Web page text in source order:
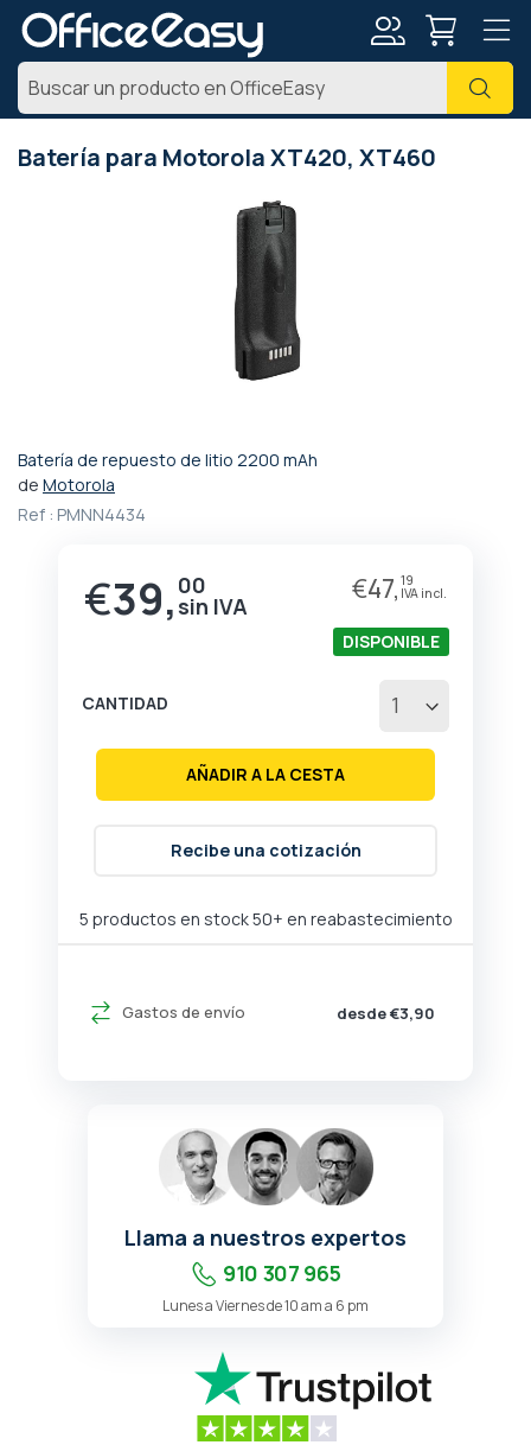
Batería para Motorola XT420, XT460
Batería de repuesto de litio 2200 mAh
de Motorola
Ref : PMNN4434
€39, 00 €47, 19
5 productos en stock50+ en reabastecimiento
DISPONIBLE
Gastos de envío desde €3,90
CANTIDAD
AÑADIR A LA CESTA
Recibe una cotización
Saltar
al
comienzo
Llama a nuestros expertos
910 307 965
Lunes a Viernes de 10 am a 6 pm